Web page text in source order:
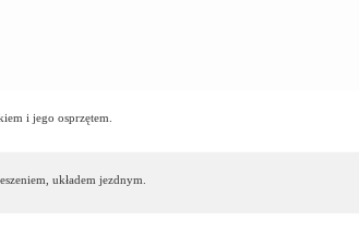
i jego osprzętem.
układem jezdnym.